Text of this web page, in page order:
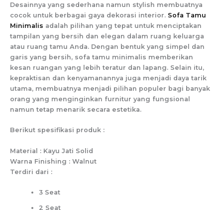
Desainnya yang sederhana namun stylish membuatnya
cocok untuk berbagai gaya dekorasi interior. Sofa Tamu
Minimalis adalah pilihan yang tepat untuk menciptakan
tampilan yang bersih dan elegan dalam ruang keluarga
atau ruang tamu Anda. Dengan bentuk yang simpel dan
garis yang bersih, sofa tamu minimalis memberikan
kesan ruangan yang lebih teratur dan lapang. Selain itu,
kepraktisan dan kenyamanannya juga menjadi daya tarik
utama, membuatnya menjadi pilihan populer bagi banyak
orang yang menginginkan furnitur yang fungsional
namun tetap menarik secara estetika.
Berikut spesifikasi produk :
Material : Kayu Jati Solid
Warna Finishing : Walnut
Terdiri dari :
3 Seat
2 Seat